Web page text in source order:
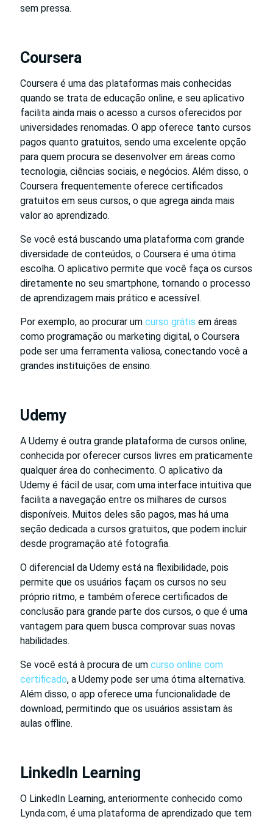
sem pressa.
Coursera
Coursera é uma das plataformas mais conhecidas
quando se trata de educação online, e seu aplicativo
facilita ainda mais o acesso a cursos oferecidos por
universidades renomadas. O app oferece tanto cursos
pagos quanto gratuitos, sendo uma excelente opção
para quem procura se desenvolver em áreas como
tecnologia, ciências sociais, e negócios. Além disso, o
Coursera frequentemente oferece certificados
gratuitos em seus cursos, o que agrega ainda mais
valor ao aprendizado.
Se você está buscando uma plataforma com grande
diversidade de conteúdos, o Coursera é uma ótima
escolha. O aplicativo permite que você faça os cursos
diretamente no seu smartphone, tornando o processo
de aprendizagem mais prático e acessível.
Por exemplo, ao procurar um curso grátis em áreas
como programação ou marketing digital, o Coursera
pode ser uma ferramenta valiosa, conectando você a
grandes instituições de ensino.
Udemy
A Udemy é outra grande plataforma de cursos online,
conhecida por oferecer cursos livres em praticamente
qualquer área do conhecimento. O aplicativo da
Udemy é fácil de usar, com uma interface intuitiva que
facilita a navegação entre os milhares de cursos
disponíveis. Muitos deles são pagos, mas há uma
seção dedicada a cursos gratuitos, que podem incluir
desde programação até fotografia.
O diferencial da Udemy está na flexibilidade, pois
permite que os usuários façam os cursos no seu
próprio ritmo, e também oferece certificados de
conclusão para grande parte dos cursos, o que é uma
vantagem para quem busca comprovar suas novas
habilidades.
Se você está à procura de um curso online com
certificado, a Udemy pode ser uma ótima alternativa.
Além disso, o app oferece uma funcionalidade de
download, permitindo que os usuários assistam às
aulas offline.
LinkedIn Learning
O LinkedIn Learning, anteriormente conhecido como
Lynda.com, é uma plataforma de aprendizado que tem